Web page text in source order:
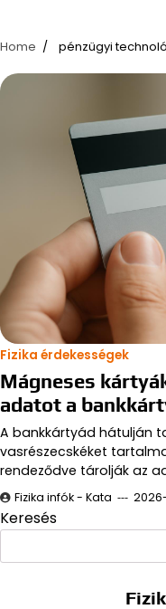
Home pénzügyi
Fizika érdekességek
Mágneses
adatot a
A bankkártyád hátulján
vasrészecskéket
rendeződve tárolják az
Fizika infók - Kata
Keresés